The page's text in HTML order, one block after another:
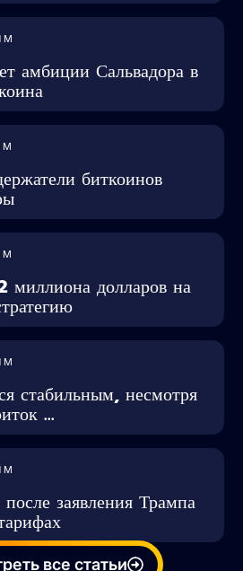
M
амбиции Сальвадора в
M
биткоинов
M
миллиона долларов на
M
стабильным, несмотря
...
M
заявления Трампа
все статьи